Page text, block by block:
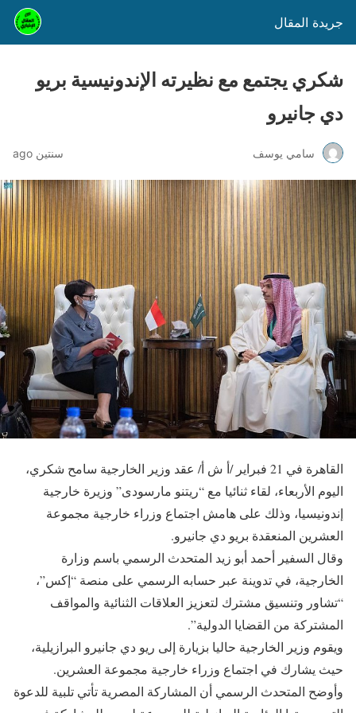
جريدة المقال
شكري يجتمع مع نظيرته الإندونيسية بريو
دي جانيرو ‏
سامي يوسف سنتين ago
القاهرة في 21 فبراير /أ ش أ/ عقد وزير الخارجية سامح شكري،
اليوم الأربعاء، لقاء ثنائيا مع “ريتنو مارسودى” وزيرة خارجية
إندونيسيا، وذلك على هامش اجتماع وزراء خارجية مجموعة
العشرين المنعقدة بريو دي جانيرو.
وقال السفير أحمد أبو زيد المتحدث الرسمي باسم وزارة
الخارجية، في تدوينة عبر حسابه الرسمي على منصة “إكس”،
“تشاور وتنسيق مشترك لتعزيز العلاقات الثنائية والمواقف
المشتركة من القضايا الدولية”.
ويقوم وزير الخارجية حاليا بزيارة إلى ريو دي جانيرو البرازيلية،
حيث يشارك في اجتماع وزراء خارجية مجموعة العشرين.
وأوضح المتحدث الرسمي أن المشاركة المصرية تأتي تلبية للدعوة